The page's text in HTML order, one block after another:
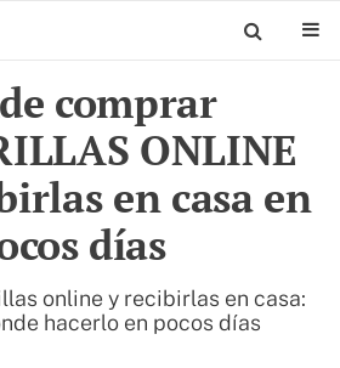
comprar
ONLINE
en casa en
días
online y recibirlas en casa:
hacerlo en pocos días